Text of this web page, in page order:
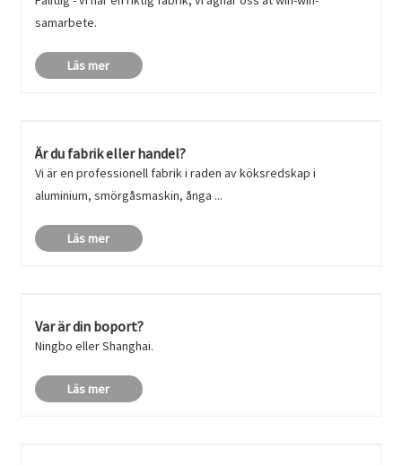
samarbete.
Läs mer
Är du fabrik eller handel?
Vi är en professionell fabrik i raden av köksredskap i
aluminium, smörgåsmaskin, ånga ...
Läs mer
Var är din boport?
Ningbo eller Shanghai.
Läs mer